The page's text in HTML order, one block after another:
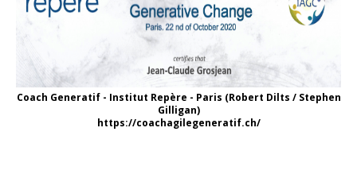
Coach Generatif - Institut Repère - Paris (Robert Dilts / Stephen
Gilligan)
https://coachagilegeneratif.ch/